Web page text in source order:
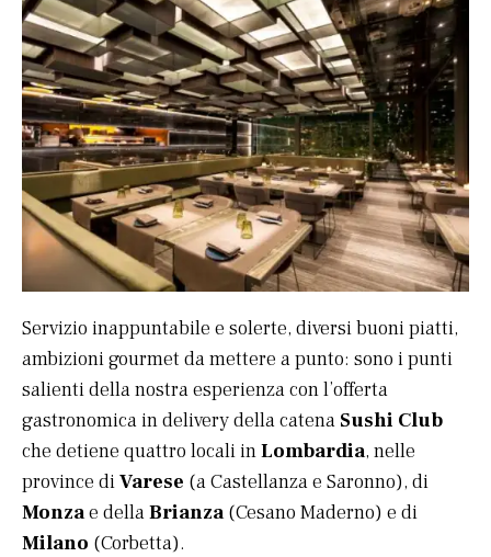
Servizio inappuntabile e solerte, diversi buoni piatti,
ambizioni gourmet da mettere a punto: sono i punti
salienti della nostra esperienza con l’offerta
gastronomica in delivery della catena Sushi Club
che detiene quattro locali inLombardia, nelle
province diVarese (a Castellanza e Saronno), di
Monzae dellaBrianza(Cesano Maderno) e di
Milano (Corbetta).